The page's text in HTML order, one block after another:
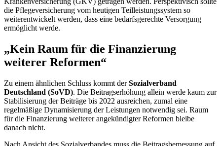
die Pflegeversicherung vom heutigen Teilleistungssystem so
weiterentwickelt werden, dass eine bedarfsgerechte Versorgung
ermöglicht werde.
„Kein Raum für die Finanzierung
weiterer Reformen“
Zu einem ähnlichen Schluss kommt derSozialverband
Deutschland (SoVD). Die Beitragserhöhung allein werde kaum zur
Stabilisierung der Beiträge bis 2022 ausreichen, zumal eine
regelmäßige Dynamisierung der Leistungen notwendig sei. Raum
für die Finanzierung weiterer angekündigter Reformen bleibe
danach nicht.
Nach Ansicht des Sozialverbandes muss die Beitragsbemessung auf